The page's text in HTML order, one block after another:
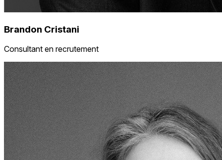
Brandon Cristani
Consultant en recrutement